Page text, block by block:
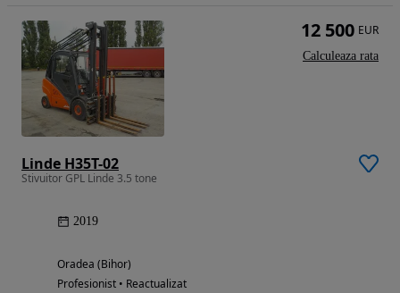
Linde H35T-02
Stivuitor GPL Linde 3.5 tone
2019
Oradea (Bihor)
Profesionist • Reactualizat
12 500 EUR
Calculeaza rata